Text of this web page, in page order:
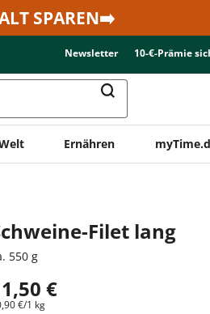
SPAREN➡️
Newsletter 10-€-Prämie
Ernähren
Filet lang
550 g
€
€/1 kg